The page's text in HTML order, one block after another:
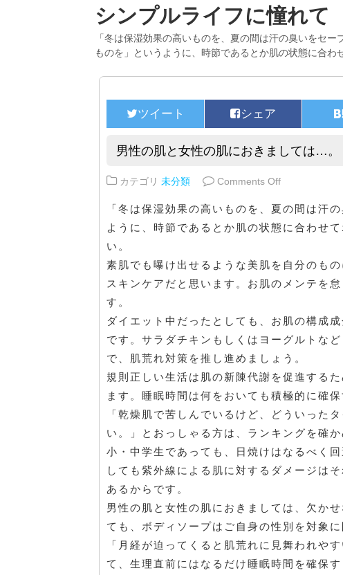
シンプルライフに憧れて
「冬は保湿効果の高いものを、夏の間は汗の臭いをセー
ものを」というように、時節であるとか肌の状態に合わ
男性の肌と女性の肌におきましては…。
カテゴリ 未分類 Comments Offon 男性の肌
「冬は保湿効果の高いものを、夏の間は汗
ように、時節であるとか肌の状態に合わせ
い。
素肌でも曝け出せるような美肌を自分のも
スキンケアだと思います。お肌のメンテを
す。
ダイエット中だったとしても、お肌の構成
です。サラダチキンもしくはヨーグルトな
で、肌荒れ対策を推し進めましょう。
規則正しい生活は肌の新陳代謝を促進する
ます。睡眠時間は何をおいても積極的に確保
「乾燥肌で苦しんでいるけど、どういった
い。」とおっしゃる方は、ランキングを確
小・中学生であっても、日焼けはなるべく
しても紫外線による肌に対するダメージは
あるからです。
男性の肌と女性の肌におきましては、欠か
ても、ボディソープはご自身の性別を対象
「月経が迫ってくると肌荒れに見舞われや
て、生理直前にはなるだけ睡眠時間を確保